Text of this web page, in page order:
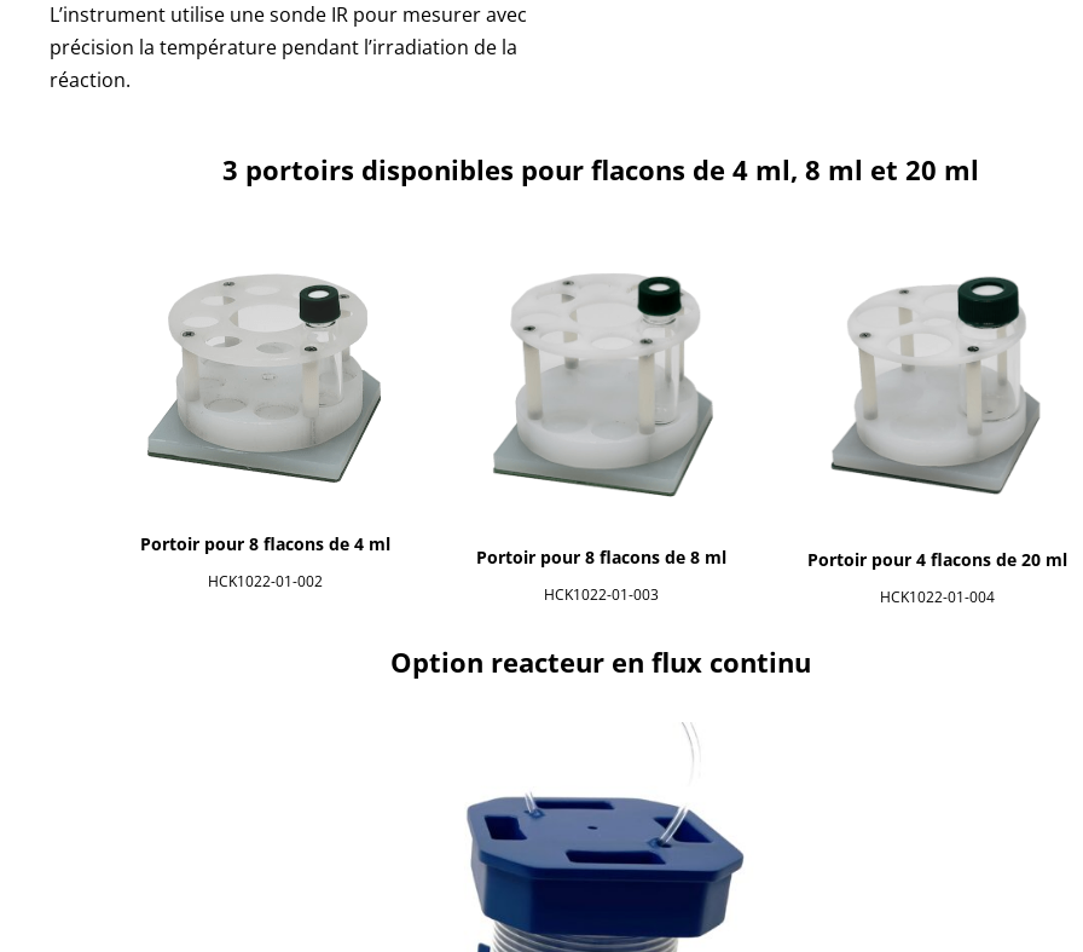
L’instrument utilise une sonde IR pour mesurer avec
précision la température pendant l’irradiation de la
réaction.
3 portoirs disponibles pour flacons de 4 ml, 8 ml et 20 ml
Portoir pour 8 flacons de 4 ml
HCK1022-01-002
Portoir pour 8 flacons de 8 ml
HCK1022-01-003
Portoir pour 4 flacons de 20 ml
HCK1022-01-004
Option reacteur en flux continu